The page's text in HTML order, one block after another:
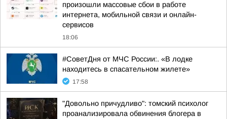
произошли массовые сбои в работе
интернета, мобильной связи и онлайн-
сервисов
18:06
#СоветДня от МЧС России:. «В лодке
находитесь в спасательном жилете»
17:58
"Довольно причудливо": томский психолог
проанализировала обвинения блогера в